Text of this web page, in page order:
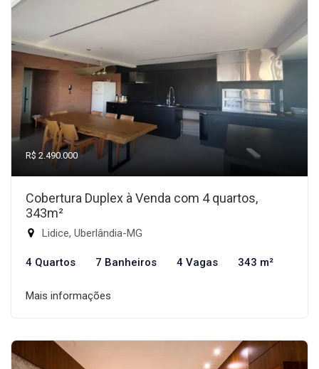
R$ 2.490.000
Cobertura Duplex à Venda com 4 quartos,
343m²
Lidice, Uberlândia-MG
4 Quartos 7 Banheiros 4 Vagas 343 m²
Mais informações